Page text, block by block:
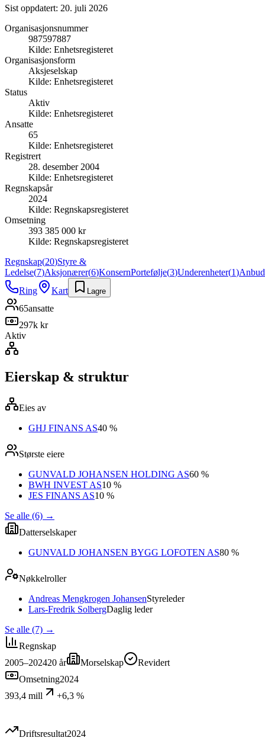
Sist oppdatert: 20. juli 2026
Organisasjonsnummer
987597887
Kilde: Enhetsregisteret
Organisasjonsform
Aksjeselskap
Kilde: Enhetsregisteret
Status
Aktiv
Kilde: Enhetsregisteret
Ansatte
65
Kilde: Enhetsregisteret
Registrert
28. desember 2004
Kilde: Enhetsregisteret
Regnskapsår
2024
Kilde: Regnskapsregisteret
Omsetning
393 385 000 kr
Kilde: Regnskapsregisteret
Regnskap(20)Styre &
Ledelse(7)Aksjonærer(6)KonsernPortefølje(3)Underenheter(1)Anbud
Ring
Kart Lagre
65ansatte
297k kr
Aktiv
Eierskap & struktur
Eies av
GHJ FINANS AS40 %
Største eiere
GUNVALD JOHANSEN HOLDING AS60 %
BWH INVEST AS10 %
JES FINANS AS10 %
Se alle (6) →
Datterselskaper
GUNVALD JOHANSEN BYGG LOFOTEN AS80 %
Nøkkelroller
Andreas Mengkrogen JohansenStyreleder
Lars-Fredrik SolbergDaglig leder
Se alle (7) →
Regnskap
2005–202420 år Morselskap
Revidert
Omsetning2024
393,4 mill
+6,3 %
Driftsresultat2024